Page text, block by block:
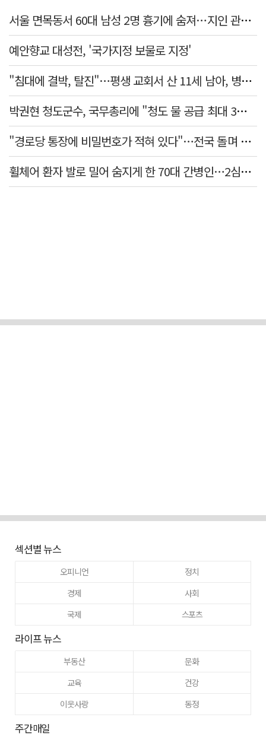
서울 면목동서 60대 남성 2명 흉기에 숨져…지인 관계로 추정
예안향교 대성전, '국가지정 보물로 지정'
"침대에 결박, 탈진"…평생 교회서 산 11세 남아, 병원 이송 끝 숨져
박권현 청도군수, 국무총리에 "청도 물 공급 최대 3만t 늘려달라"
"경로당 통장에 비밀번호가 적혀 있다"…전국 돌며 경로당 13곳 턴 30대 구속
휠체어 환자 발로 밀어 숨지게 한 70대 간병인…2심도 집행유예
섹션별 뉴스
오피니언
정치
경제
사회
국제
스포츠
라이프 뉴스
부동산
문화
교육
건강
이웃사랑
동정
주간매일